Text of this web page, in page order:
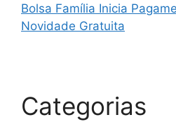
Bolsa Família Inicia
Novidade Gratuita
Categorias